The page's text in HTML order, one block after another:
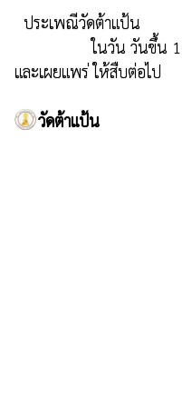
                 ในวัน วันขึ้น 15 ค่ำ เดือน 6  (เดือน 8 เหนือ) ตรงกับวัน วิสาขบูชา จะมีประเพณีสรงน้ำพระเจ้าแสนตอง เป็นประเพณีท้องถิ่น คือ ปี๋ใหม่สบปุง นับว่าเป็นประเพณีที่เก่าแก่มีการอนุรักษ์ส่งเสริม
และเผยแพร่ ให้สืบต่อไป
วัดต้าแป้น